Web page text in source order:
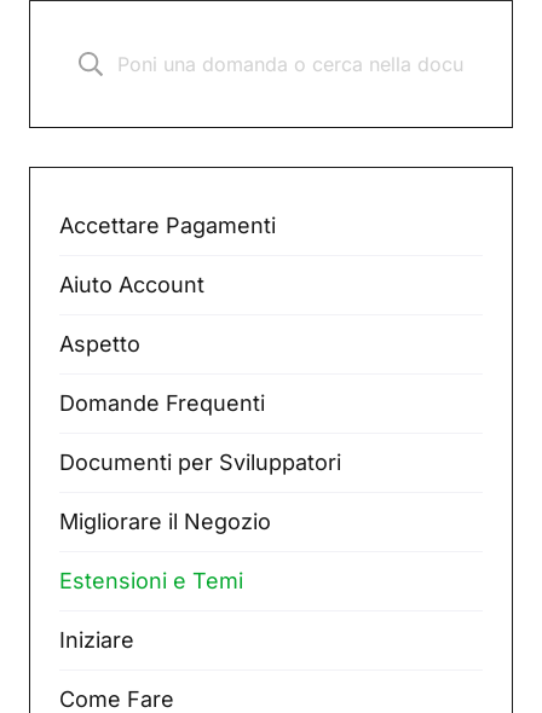
Accettare Pagamenti
Aiuto Account
Aspetto
Domande Frequenti
Documenti per Sviluppatori
Migliorare il Negozio
Estensioni e Temi
Iniziare
Come Fare